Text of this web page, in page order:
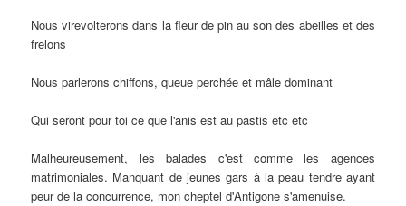
Nous virevolterons dans la fleur de pin au son des abeilles et des
frelons
Nous parlerons chiffons, queue perchée et mâle dominant
Qui seront pour toi ce que l'anis est au pastis etc etc
Malheureusement, les balades c'est comme les agences
matrimoniales. Manquant de jeunes gars à la peau tendre ayant
peur de la concurrence, mon cheptel d'Antigone s'amenuise.